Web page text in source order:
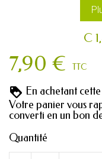
C
7,90 € TTC
En achetant
Votre panier vous
converti en un bon
Quantité